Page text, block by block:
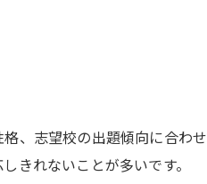
、志望校の出題傾向に合わ
きれないことが多いです。